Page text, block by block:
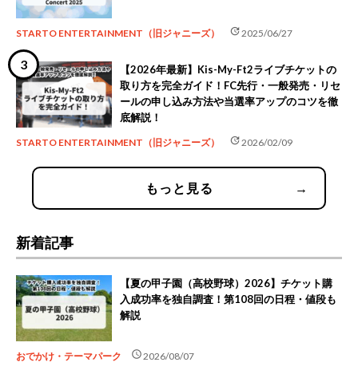
STARTO ENTERTAINMENT（旧ジャニーズ） update2025/06/27
【2026年最新】Kis-My-Ft2ライブチケットの
取り方を完全ガイド！FC先行・一般発売・リセ
ールの申し込み方法や当選率アップのコツを徹
底解説！
STARTO ENTERTAINMENT（旧ジャニーズ） update2026/02/09
もっと見る →
新着記事
【夏の甲子園（高校野球）2026】チケット購
入成功率を独自調査！第108回の日程・値段も
解説
おでかけ・テーマパーク schedule2026/08/07